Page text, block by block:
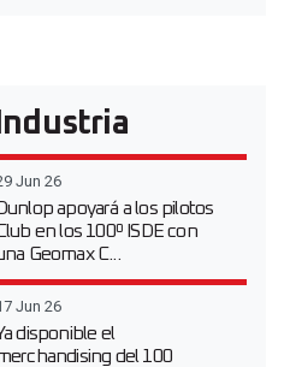
Jun 26
Dunlop apoyará a los pilotos
en los 100º ISDE con
Geomax C...
Jun 26
disponible el
del 100